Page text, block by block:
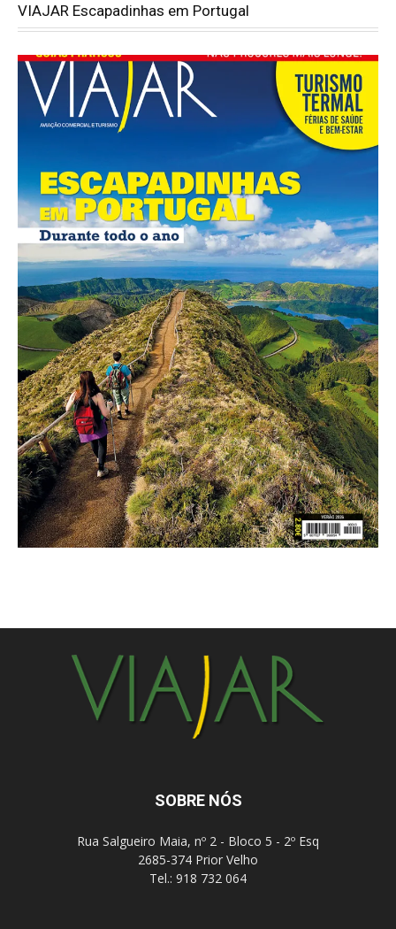
VIAJAR Escapadinhas em Portugal
SOBRE NÓS
Rua Salgueiro Maia, nº 2 - Bloco 5 - 2º Esq
2685-374 Prior Velho
Tel.: 918 732 064